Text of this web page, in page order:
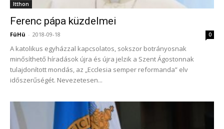
Itthon
Ferenc pápa küzdelmei
FüHü - 2018-09-18 0
A katolikus egyházzal kapcsolatos, sokszor botrányosnak
minősíthető híradások újra és újra jelzik a Szent Ágostonnak
tulajdonított mondás, az „Ecclesia semper reformanda” elv
időszerűségét. Nevezetesen...